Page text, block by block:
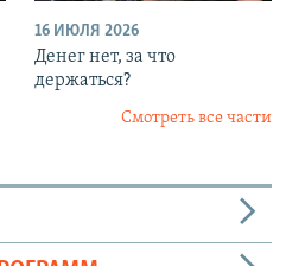
16 ИЮЛЯ 2026
Денег нет, за что
держаться?
Смотреть все части